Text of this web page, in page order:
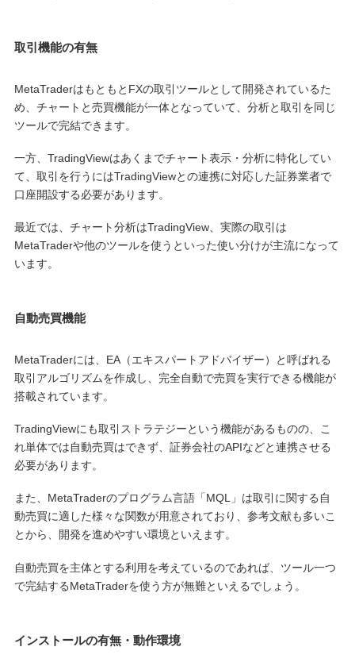
取引機能の有無
MetaTraderはもともとFXの取引ツールとして開発されているた
め、チャートと売買機能が一体となっていて、分析と取引を同じ
ツールで完結できます。
一方、TradingViewはあくまでチャート表示・分析に特化してい
て、取引を行うにはTradingViewとの連携に対応した証券業者で
口座開設する必要があります。
最近では、チャート分析はTradingView、実際の取引は
MetaTraderや他のツールを使うといった使い分けが主流になって
います。
自動売買機能
MetaTraderには、EA（エキスパートアドバイザー）と呼ばれる
取引アルゴリズムを作成し、完全自動で売買を実行できる機能が
搭載されています。
TradingViewにも取引ストラテジーという機能があるものの、こ
れ単体では自動売買はできず、証券会社のAPIなどと連携させる
必要があります。
また、MetaTraderのプログラム言語「MQL」は取引に関する自
動売買に適した様々な関数が用意されており、参考文献も多いこ
とから、開発を進めやすい環境といえます。
自動売買を主体とする利用を考えているのであれば、ツール一つ
で完結するMetaTraderを使う方が無難といえるでしょう。
インストールの有無・動作環境